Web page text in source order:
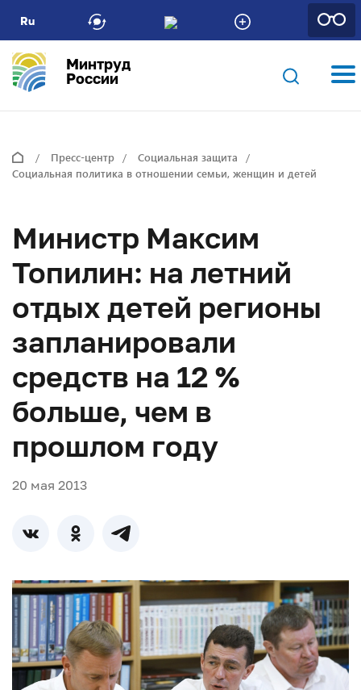
Ru
Минтруд
России
Пресс-центр
Социальная защита
Социальная политика в отношении семьи, женщин и детей
Министр Максим
Топилин: на летний
отдых детей регионы
запланировали
средств на 12 %
больше, чем в
прошлом году
20 мая 2013